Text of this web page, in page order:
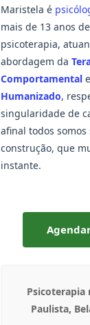
Maristela é
mais de 13 anos
psicoterapia,
abordagem da
Comportamental e
Humanizado,
singularidade de
afinal todos somos
construção, que
instante.
Psicoterapia
Paulista,